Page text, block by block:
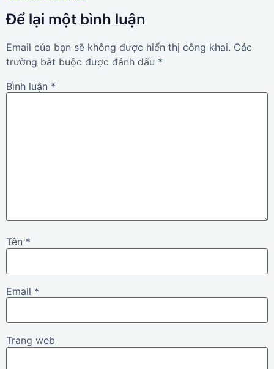
Để lại một bình luận
Email của bạn sẽ không được hiển thị công khai. Các
trường bắt buộc được đánh dấu *
Bình luận *
Tên *
Email *
Trang web